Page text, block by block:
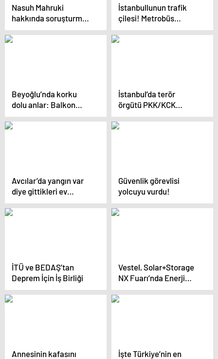
Nasuh Mahruki
hakkında soruşturma
başlatıldı
İstanbullunun trafik
çilesi! Metrobüs
seferleri aksadı:
Metrelerce kuyruk
Beyoğlu’nda korku
dolu anlar: Balkon
duvarı çöktü! Bir kadın
saniyelerle…
İstanbul’da terör
örgütü PKK/KCK
operasyonunda 5 zanlı
yakalandı
Avcılar’da yangın var
diye gittikleri ev
meğerse… Herkesi
kandırmışlar!
Güvenlik görevlisi
yolcuyu vurdu!
İTÜ ve BEDAŞ’tan
Deprem İçin İş Birliği
Vestel, Solar+Storage
NX Fuarı’nda Enerji
Depolama Sistemlerini
Tanıtıyor
Annesinin kafasını
İşte Türkiye’nin en